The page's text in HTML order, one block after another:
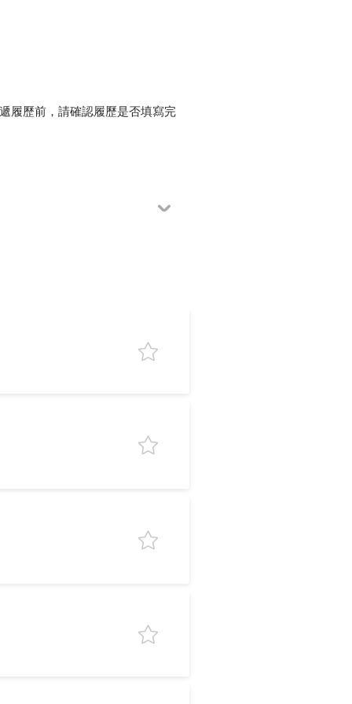
履歷前，請確認履歷是否填寫完